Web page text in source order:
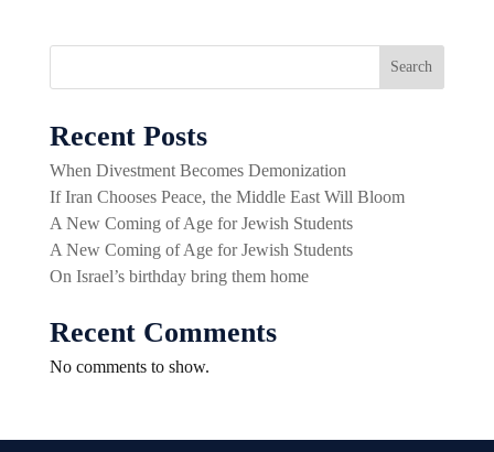
Search
Recent Posts
When Divestment Becomes Demonization
If Iran Chooses Peace, the Middle East Will Bloom
A New Coming of Age for Jewish Students
A New Coming of Age for Jewish Students
On Israel’s birthday bring them home
Recent Comments
No comments to show.